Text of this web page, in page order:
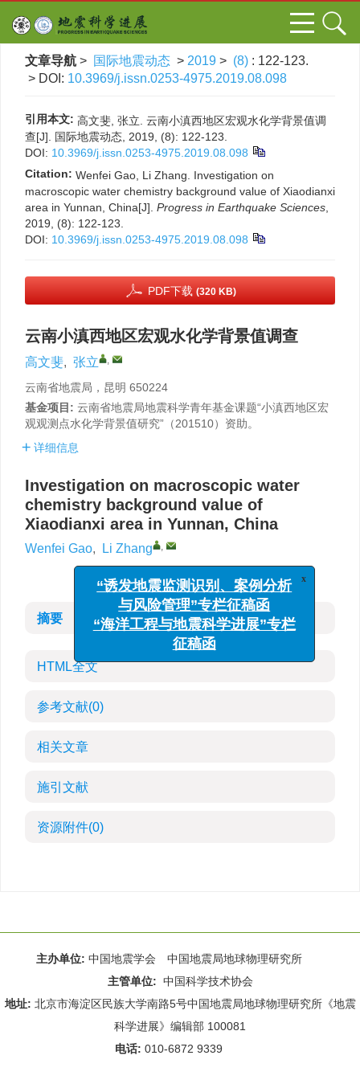
文章导航 > 国际地震动态 > 2019 > (8) : 122-123.
> DOI: 10.3969/j.issn.0253-4975.2019.08.098
引用本文: 高文斐, 张立. 云南小滇西地区宏观水化学背景值调
查[J]. 国际地震动态, 2019, (8): 122-123.
DOI: 10.3969/j.issn.0253-4975.2019.08.098
Citation: Wenfei Gao, Li Zhang. Investigation on
macroscopic water chemistry background value of Xiaodianxi
area in Yunnan, China[J]. Progress in Earthquake Sciences
2019, (8): 122-123.
DOI: 10.3969/j.issn.0253-4975.2019.08.098
PDF下载 (320 KB)
云南小滇西地区宏观水化学背景值调查
高文斐, 张立 ,
云南省地震局，昆明 650224
基金项目: 云南省地震局地震科学青年基金课题“小滇西地区宏
观观测点水化学背景值研究”（201510）资助。
详细信息
Investigation on macroscopic water
chemistry background value of
Xiaodianxi area in Yunnan, China
Wenfei Gao, Li Zhang ,
摘要
HTML全文
参考文献(0)
相关文章
施引文献
资源附件(0)
主办单位: 中国地震学会 中国地震局地球物理研究所
主管单位: 中国科学技术协会
地址: 北京市海淀区民族大学南路5号中国地震局地球物理研究所《地震
科学进展》编辑部 100081
电话: 010-6872 9339
x
“诱发地震监测识别、案例分析
与风险管理”专栏征稿函
“海洋工程与地震科学进展”专栏
征稿函